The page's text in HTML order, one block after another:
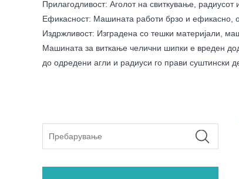
Прилагодливост: Аголот на свиткување,
Ефикасност: Машината работи брзо и ефикасно,
Издржливост: Изградена со тешки материјали,
Машината за виткање челични шипки е вреден
до одредени агли и радиуси го прави суштински